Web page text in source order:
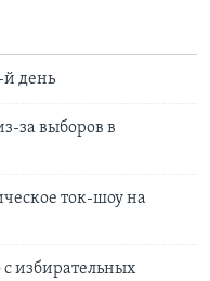
й день
за выборов в
ток-шоу на
избирательных